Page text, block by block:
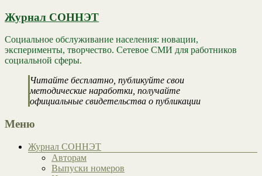
Журнал СОННЭТ
Социальное обслуживание населения: новации,
эксперименты, творчество. Сетевое СМИ для работников
социальной сферы.
Читайте бесплатно, публикуйте свои
методические наработки, получайте
официальные свидетельства о публикации
Меню
Журнал СОННЭТ
Авторам
Выпуски номеров